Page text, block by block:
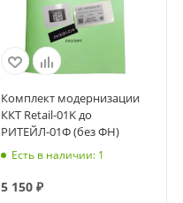
Комплект модернизации
ККТ Retail-01K до
РИТЕЙЛ-01Ф (без ФН)
Есть в наличии: 1
5 150₽